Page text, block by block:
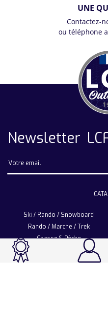
UNE
Contactez-
ou téléphone
Newsletter
Ski / Rando / Snowboard
Rando / Marche / Trek
Chasse & Pêche